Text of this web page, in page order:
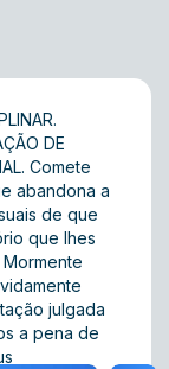
DE
Comete
abandona a
de que
que lhes
julgada
a pena de